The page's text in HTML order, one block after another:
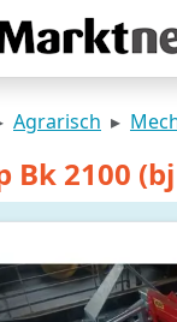
Agrarisch
Bk 2100